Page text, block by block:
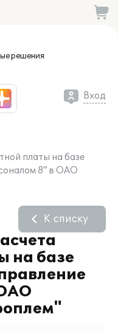
решения
Вход
платы на базе
8" в ОАО
на базе
К списку